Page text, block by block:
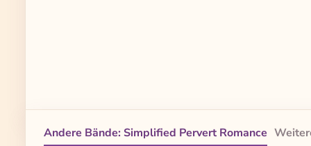
Andere Bände: Simplified Pervert Romance